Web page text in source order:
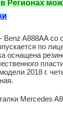
Регионах
Benz A888AA со
по
оснащена
2018 г.
Mercedes